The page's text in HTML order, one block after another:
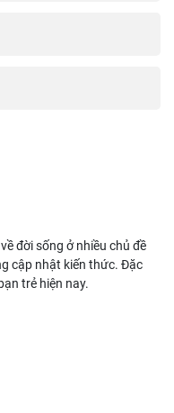
đời sống ở nhiều chủ đề
cập nhật kiến thức. Đặc
trẻ hiện nay.